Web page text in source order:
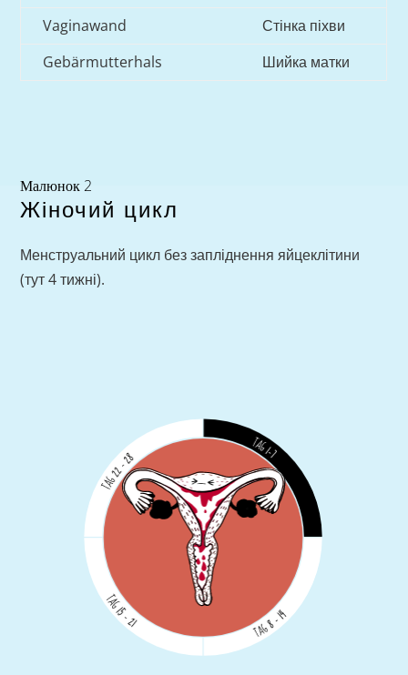
Vaginawand
Стінка піхви
Gebärmutterhals
Шийка матки
Малюнок 2
Жіночий цикл
Менструальний цикл без запліднення яйцеклітини
(тут 4 тижні).